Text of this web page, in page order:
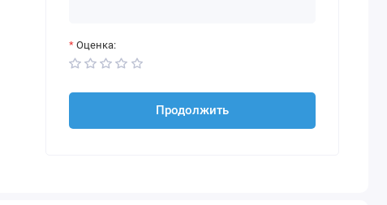
Оценка:
Продолжить